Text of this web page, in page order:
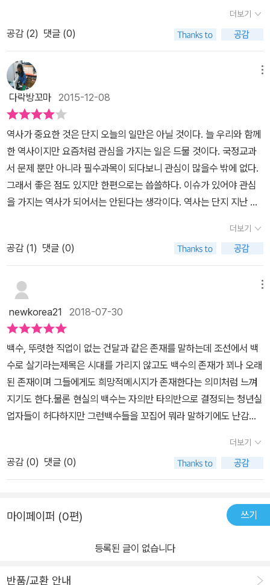
에, 시원한 크기로 펼쳐서 보여 주고 있을 뿐만 아니라 작가와 소장처
등 도판 정보를 책 뒤쪽에 따로 정리하여, 그림 설명으로 인해 글 흐름
이 방해받지 않도록 청소년 독자들을 최대한 배려했다. 이 책을 읽는
독자들은 술술 쉽게 읽히는 글과 생생한 그림이 주는 역사 여행서의
즐거움을 느끼는 동시에, 옛 화가들의 멋들어진 그림이 주는‘화려
함’까지 한껏 즐길 수 있을 것이다.
관의 기숙사다. 노론 집안 유생들은 서재에, 소론과 남인, 소북 계열의
마다 치르는 정규 시험인 식년시(式年試)의 경우 합격자의 30에서
40퍼센트가 한양 사람들이다. 별시는 한양 유생이 절대 유리했다. 한
양 사람이 아니고서 별시 정보를 제때 알기 어려웠고 알았다 해도 시
간과 비용 때문에 엄두를 내기 어려웠다.(별시가 식년시보다 선발 인
원이 많았다.) 별시 가운데 임금이 봄, 가을에 문묘에 참배하고 난 뒤
치르는 알성시도 있다. 1776년 규장각을 세운 뒤 정조가 규장각 각
신의 사무실로 만든 것이 이문원(摛文院)이다. 이문원 바깥 기둥에
현판에 이런 내용이 있었다. 비록 대관과 문형(文衡; 대제학)일지라
도 전임 각신이 아니면 당 위에 오르지 말라. 손님이 오더라도 일어나
지 말라. 문신 가운데 4품 이상은 ~ 대부, 5품 이하는 ~랑이라 한다.
정3품 이상은 당상관, 그 이하는 당하관이다. 당상은 대청 위를 말한
거리를 운종가라 한다. 난전(亂廛)은 길거리 가게다. 좌의정 채제공
이 건의해 금난전권(禁亂廛權)을 폐지한 것을 신해통공이라 한다.
피맛길을 따라 기와집의 담장이 늘어선 주택가를 걷다 보면 이문이
나온다. 도둑을 막기 위해 동네마다 설치한 문이다. 18세기 중후반부
터 혜민서와 활인서가 제 역할을 하지 못하자 개인 의원과 약국이 우
후죽순 늘어났다. 질 좋은 약재 중에서 궁중에 진상하고 남은 것이 민
간으로 흘러나와 팔리기도 했다. 종묘의 오른쪽 동네와 그 아래로 종
로 4가에 걸쳐 있는 시장인 배오개(이현) 시장에는 채소가, 숭례문
약초는 한양도성 안팎에서 재배한 것이다. 원래 한양도성 안에서는
농사가 금지되어 있었지만 인구수가 늘어나면서 찬거리 수요가 증가
하자 도성 안팎에서 채소 농업이 활발해졌다. 채소, 과일, 약초 농사가
개 시장은 1760년 무렵 영조가 배오개 근처의 민가 수를 늘리기 위
해서 시전 설치를 허가해 생겨난 시장이다. 마포 나루 이야기를 보자.
나루는 나룻배들이 강을 건너는 양쪽 지점을 말한다. 나루터는 배가
들이 모이는 중심지이다. 조선의 3강은 용산강, 서강, 한강이다. 5강
있다. 가벼운 여행을 하듯 조선의 역사를 만나게 되는 <<조선에서
보낸 하루>>는 이렇듯 조선 왕조의 도읍지인 한양을 구경할 수 있는
역사 교양서이다. 그동안 만나왔던 딱딱하고 지루했던 역사책과 달리
하루 동안 한양을 여행하는 이 책은 조선 시대 풍속화를 통해 실제 한
양을 살펴보면서 말랑말랑한 생활사에서 시작해서 조선 왕조 전체의
역사를 그려 볼 수 있어 재미와 지식을 선사한다. 조선 시대의 가치관
과 문화·예술·의식주의 모습이 생생하게 전달되는 이 책은 쉽게 읽히
는 글과 당시의 생활을 생생하게 보여주는 그림으로 조선의 큰 줄기
를 살펴볼 수 있다. 가볍게 읽을 수 있지만 그 내용만큼은 결코 가볍지
않은 알찬 역사책으로 접근하기 쉽다는 장점을 가진 역사 교양서라
하겠다. 여행기이기는 해도 이 책은 어엿한 역사책이다. 굳이 분류해
보자면, 조선의 생활사나 풍속사에 관한 책에 속할 것이다. 하고많은
한 사람들 등 220년 한양의 소소한 일상을 만나 본 경험이, 조선의 역
사를 큰 그림으로 바라볼 때 든든한 밑바탕이 되었으면 하는 바람에
서이다. (작가의 말 中) (이미지출처: '조선에서 보낸 하루' 본문,표
지에서 발췌)
을 여행기라고 했다. 한양이라는 한정된 공간이기는 하지만 인왕산
기슭에서부터 시작한 여정이 남촌의 경화세족의 사랑채와 안방에서
향한다. '하루'라는 시간을 정해 놓고 한양의 이곳저곳을 여행하고 거
기에 맞는 설명과 느낌들을 나누니 여행기이다. 또한 정조 시대의 어
느 하루를 정해 놓기는 하였으나 이곳저곳을 돌며 조선 사람들이 어
떻게 어떤 생활을 하는지가 신분에 따라 잘 설명되어 있다. 어떤 일을
하는지, 무엇을 먹고 배설은 어떻게 하며 시장에서는 무엇을 팔고 거
리에서는 어떤 사람들이 여가를 즐기고 어떤 옷이 유행이었는지 등등
그당시 사람들의 생활을 속속들이 알 수 있다. 그러니 이 책은 역사서
이기도 하다. 다양한 지도나 그림들이 많이 곁들여져 있다. 책을 읽
으며 작가의 상상을 따라가는 것도 좋지만 이렇게 중간중간 많은 한
이루어진다. 한번에 이렇게 많은 자료들을 보기도 힘들거니와 위로
아래로, 멀리서 가까이서 설명과 함께 들여다 볼 기회도 흔치 않다. 그
래서 책을 읽는 내내 마치 영화를 보는 듯한 느낌이었다. 역사는 현
재의 거울이라고 했던가. 과거를 통해 우리를 반추해 보고 더욱 나은
삶을 위한 노력을 하기 위해 우리는 역사를 배운다. 조선 시대 사람들
이 엄청난 대식가여서 지금까지 음식물 쓰레기로 골머리를 앓고 장원
급제를 하고 좋은 벼슬을 얻기 위해 노력하는 조선 시대 사람들을 보
며 지금의 우리를 떠올린다. 이렇게 보니 그동안 별반 나아진게 없어
보이기도 하지만 아주 조금씩이라도 우리는 발전하려고 노력하고 있
다는 것에 위안을 삼아 본다. 재미있는 역사책은 흔치 않다. 아니 사
실 관심만 있으면 역사는 재미있지만 아이들은 그렇게 받아들이지 않
는다는 것이 문제이다. 방대한 자료와 다양한 그림, 지도 등으로 흥미
볍지만은 않은 역사책이다.
위한 책은 정말 많은데 딱 거기까지가 경계선인 듯하다. 고학년부터
이제는 입시 위주의 책들이 점점 더 많아지는게 사실이니 말이다. 그
래서 역사가 딱딱한 인문서적이 되는 경우가 참 허다하다. 그렇지만
이책처럼 역사를 담으면서 동시에 여행을 하는 듯한 느낌을 주는 역
사서는 참 기획이 신선하고 마음에 들었다. 조선에서 보낸 하루를 설
정하되 동화 형식으로 간다면 아이들이 좋아하겠지만 좀더 많은 정보
를 담아주고 조선시대의 생활풍속을 보여주고자 할 때는 객관적인 시
선으로 그들의 삶은 구경하듯 담아내는 것이 더 효과적이라고 생각된
다. 바로 이 책이 그런 식으로 조선의 풍속을 담고 있어서 만족스럽
다. 조선시대라고 해도 전기와 후기는 상당히 다르다. 두번의 큰 전쟁
을 치루면서 지금의 유교적인 관심이 양란이후 훨씬 거 강하게 자리
잡기 시작했기 때문이다. 그래서 조선시대도 시대 구분이 분명했으면
했는데 작가는 그 시기를 가장 활발하게 전성기를 누리던 조선 정조1
7년의 하루로 잡고 있다. 시기 뿐 아니라 코스와 시간도 분명하게 잡
다음날 새벽까지라고 보면 되겠다. 그리고 코스는 인와이 책은 새벽
에서 다음날 새벽까지 만 하루 동안, 인왕산에서 출발해서 육조 거리,
성균관과 창덕궁, 피맛길, 북촌, 마포 나루를 거쳐 숭례문 까지 오는
코스이다. 코스도 정말 명확하지 않은가? 각 코스로 이동할 때마다
지도를 통해서 지금 위치가 어딘지 보여주는 센스도 보여준다. 저자
는 역사서이면서 동시에 여행서로 소개하는데 책을 읽으면서 동감한
다. 하룻동안 한양의 골목 여기저기를 기웃기웃하면서 그 시대의 풍
속을 엿보기에 여행서의 느낌이 물씬 나지만 결코 가볍지만은 않은
이다. 또 한가지 장점은 글을 일다보면 당시의 풍속을 알 수 있을 법한
사진자료를 많이 실려있다는 것이다. 특히 풍속화와 민화 , 지도 자료
까지 당야해서 글뿐 아니라 그림보는 재미도 느낄 수 있다. 좀더 세밀
부분을 좀더 심도있게 설명해주고 있어서 만족스럽다. 그동안 답사도
다니고 책도 읽었지만 조금 산재된 정보를 이 책을 읽으면서 정리하
는 느낌도 들었다. 특히 현장답사에서 들었던 소소한 단어와 당시의
우리의 역사를 모르면 바지단추 하나 안채우고 외출하는 꼴이 아닐까
더보기
공감 (2) 댓글 (0)
다락방꼬마 2015-12-08
역사가 중요한 것은 단지 오늘의 일만은 아닐 것이다. 늘 우리와 함께
한 역사이지만 요즘처럼 관심을 가지는 일은 드물 것이다. 국정교과
서 문제 뿐만 아니라 필수과목이 되다보니 관심이 많을수 밖에 없다.
그래서 좋은 점도 있지만 한편으로는 씁쓸하다. 이슈가 있어야 관심
을 가지는 역사가 되어서는 안된다는 생각이다. 역사는 단지 지난 이
간도 언젠가는 역사가 된다. 여행이라는 단어는 우리들을 설레이게
한다. 아는 곳이든 그렇지 않은 곳이든 여행을 하는 동안은 모든 것이
새롭게 느껴진다. <조선에서 보낸 하루>는 조선으로 여행을 다녀온
느낌이다. 일반적으로 역사서를 만나면 설명형식의 글을 통해 딱딱한
느낌을 받는다. 어쩔수 없는 부분이라 생각한다. 하지만 이 책을 보면
서는 내가 조선으로 돌아가 다양한 경험을 하고 온다는 느낌을 받도
록 한다. 멀리서 바라보는 것이 아니라 내가 그곳의 중심이 된다면 바
라보고 느끼는 것은 달라질 것이다. 역사를 알아가는 것이 중요하다
라고 하지만 역사를 알아가는 과정을 힘들게 느끼는 경우가 많다. 이
책을 통해서는 피부로 와닿는 역사를 만난다. 지식이 아니라 경험을
통해 알아가는 것이 오래 기억된다. 마치 경험을 하는 것처럼 조선의
역사를 하나씩 알아간다. 이야기는 새벽 인왕산 중턱에서 시작한다.
새벽공기를 마시며 한양에서 보낼 준비를 한다. 이렇게 시작한 조선
에서 그들의 생활을 들여다보며 의식주를 경험하고 다양한 문화들을
고 하여 편하게 지내는 것은 아니다. 집안 일을 게을리하는 사람들도
있지만 그렇지 않은 사람들이 더 많았던 것이다. 집안에 대대로 내려
을 배워나가야 한다. 차려주는 음식을 편하게 앉아서 받는 것은 아니
였다. 책에서 만나는 며느리 한 씨의 사람을 보면 양반가의 며느리 삶
더보기
공감 (1) 댓글 (0)
newkorea21 2018-07-30
백수, 뚜렷한 직업이 없는 건달과 같은 존재를 말하는데 조선에서 백
수로 살기라는제목은 시대를 가리지 않고도 백수의 존재가 꾀나 오래
된 존재이며 그들에게도 희망적메시지가 존재한다는 의미처럼 느껴
지기도 한다.물론 현실의 백수는 자의반 타의반으로 결정되는 청년실
업자들이 허다하지만 그런백수들을 꼬집어 뭐라 말하기에도 난감하
백수생활을 한다고그들을 몰아세울 일은 없어야 하겠다.이 책 ' 조선
에서 백수로 살기'는 우리가 흔히 청년들에게 말하는 꿈과 희망 같은
존재가 없어도 상관이 없다는 것을 알려준다.꿈이나 희망을 가져야
은 뭐지?, 희망을 생각해 보기도 하지만 막상 뚜렷한 꿈이나 희망을
있다.그러나 저자 고미숙은 그러한 짜증나는 일을 왜 해야 하는지, 꿈
더보기
공감 (0) 댓글 (0)
마이페이퍼 (0편) 쓰기
등록된 글이 없습니다
반품/교환 안내